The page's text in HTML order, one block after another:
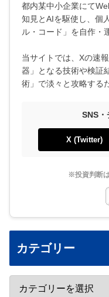
都内某中小企業にて
知見とAIを駆使し、個
ル・コード」を自作・
当サイトでは、Xの速
器」となる技術や検証
術」で淡々と攻略する
SNS・
X (Twitter)
※投資判断
カテゴリー